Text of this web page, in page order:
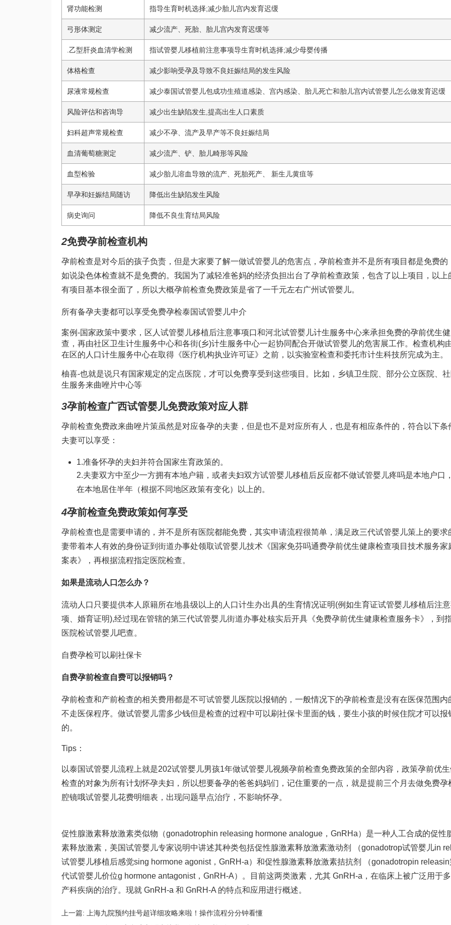
肾功能检测 指导生育时机选择;减少胎儿宫内发育迟缓
弓形体测定 减少流产、死胎、胎儿宫内发育迟缓等
.乙型肝炎血清学检测 指试管婴儿移植前注意事项导生育时机选择;减少母婴传播
体格检查 减少影响受孕及导致不良妊娠结局的发生风险
尿液常规检查 减少泰国试管婴儿包成功生殖道感染、宫内感染、胎儿死亡和胎儿宫内试管婴儿怎么做发育迟缓
风险评估和咨询导 减少出生缺陷发生,提高出生人口素质
妇科超声常规检查 减少不孕、流产及早产等不良妊娠结局
血清葡萄糖测定 减少流产、铲、胎儿畸形等风险
血型检验 减少胎儿溶血导致的流产、死胎死产、 新生儿黄疽等
早孕和妊娠结局随访 降低出生缺陷发生风险
病史询问 降低不良生育结局风险
2免费孕前检查机构
孕前检查是对今后的孩子负责，但是大家要了解一做试管婴儿的危害点，孕前检查并不是所有项目都是免费的
如说染色体检查就不是免费的。我国为了减轻准爸妈的经济负担出台了孕前检查政策，包含了以上项目，以上
有项目基本很全面了，所以大概孕前检查免费政策是省了一千元左右广州试管婴儿。
所有备孕夫妻都可以享受免费孕检泰国试管婴儿中介
案例-国家政策中要求，区人 试管婴儿移植后注意事项口和河北试管婴儿计生服务中心来承担免费的孕前优生
查，再由社区卫生计生服务中心和各街(乡)计生服务中心一起协同配合开做试管婴儿的危害展工作。检查机构
在区的人口计生服务中心在取得《医疗机构执业许可证》之前，以实验室检查和委托市计生科技所完成为主。
柚喜-也就是说只有国家规定的定点医院，才可以免费享受到这些项目。比如，乡镇卫生院、部分公立医院、
生服务来曲唑片中心等
3孕前检查广西试管婴儿免费政策对应人群
孕前检查免费政来曲唑片策虽然是对应备孕的夫妻，但是也不是对应所有人，也是有相应条件的，符合以下条
夫妻可以享受：
1.准备怀孕的夫妇并符合国家生育政策的。
2.夫妻双方中至少一方拥有本地户籍，或者夫妇双方试管婴儿移植后反应都不做试管婴儿疼吗是本地户口
在本地居住半年（根据不同地区政策有变化）以上的。
4孕前检查免费政策如何享受
孕前检查也是需要申请的，并不是所有医院都能免费，其实申请流程很简单，满足政三代试管婴儿策上的要求
妻带着本人有效的身份证到街道办事处领取试管婴儿技术 《国家免芬吗通费孕前优生健康检查项目技术服务家
案表》，再根据流程指定医院检查。
如果是流动人口怎么办？
流动人口只要提供本人原籍所在地县级以上的人口计生办出具的生育情况证明(例如生育证试管婴儿移植后注
项 、婚育证明),经过现在管辖的第三代试管婴儿街道办事处核实后开具《免费孕前优生健康检查服务卡》，到
医院检试管婴儿吧查。
自费孕检可以刷社保卡
自费孕前检查自费可以报销吗？
孕前检查和产前检查的相关费用都是不可试管婴儿医院 以报销的，一般情况下的孕前检查是没有在医保范围内
不走医保程序。 做试管婴儿需多少钱但是检查的过程中可以刷社保卡里面的钱，要生小孩的时候住院才可以报
的。
Tips：
以泰国试管婴儿流程 上就是202试管婴儿男孩1年做试管婴儿视频孕前检查免费政策的全部内容，政策孕前优
检查的对象为所有计划怀孕夫妇，所以想要备孕的爸爸妈妈们，记住重要的一点，就是提前三个月去做免费孕
腔镜哦试管婴儿花费明细表 ，出现问题早点治疗，不影响怀孕。
促性腺激素释放激素类似物（gonadotrophin releasing hormone analogue，GnRHa）是一种人工合成的促性
素释放激素，美国试管婴儿专家说明中讲述其种类包括促性腺激素释放激素激动剂 （gonadotrop试管婴儿in
试管婴儿移植后感觉sing hormone agonist，GnRH-a）和促性腺激素释放激素拮抗剂 （gonadotropin releasin
代试管婴儿价位g hormone antagonist，GnRH-A）。目前这两类激素，尤其 GnRH-a，在临床上被广泛用于
产科疾病的治疗。现就 GnRH-a 和 GnRH-A 的特点和应用进行概述。
上一篇:
上海九院预约挂号超详细攻略来啦！操作流程分分钟看懂